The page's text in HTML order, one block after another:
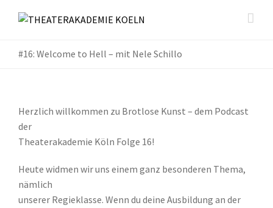
#16: Welcome to Hell – mit Nele Schillo
Herzlich willkommen zu Brotlose Kunst – dem Podcast
der
Theaterakademie Köln Folge 16!
Heute widmen wir uns einem ganz besonderen Thema,
nämlich
unserer Regieklasse. Wenn du deine Ausbildung an der